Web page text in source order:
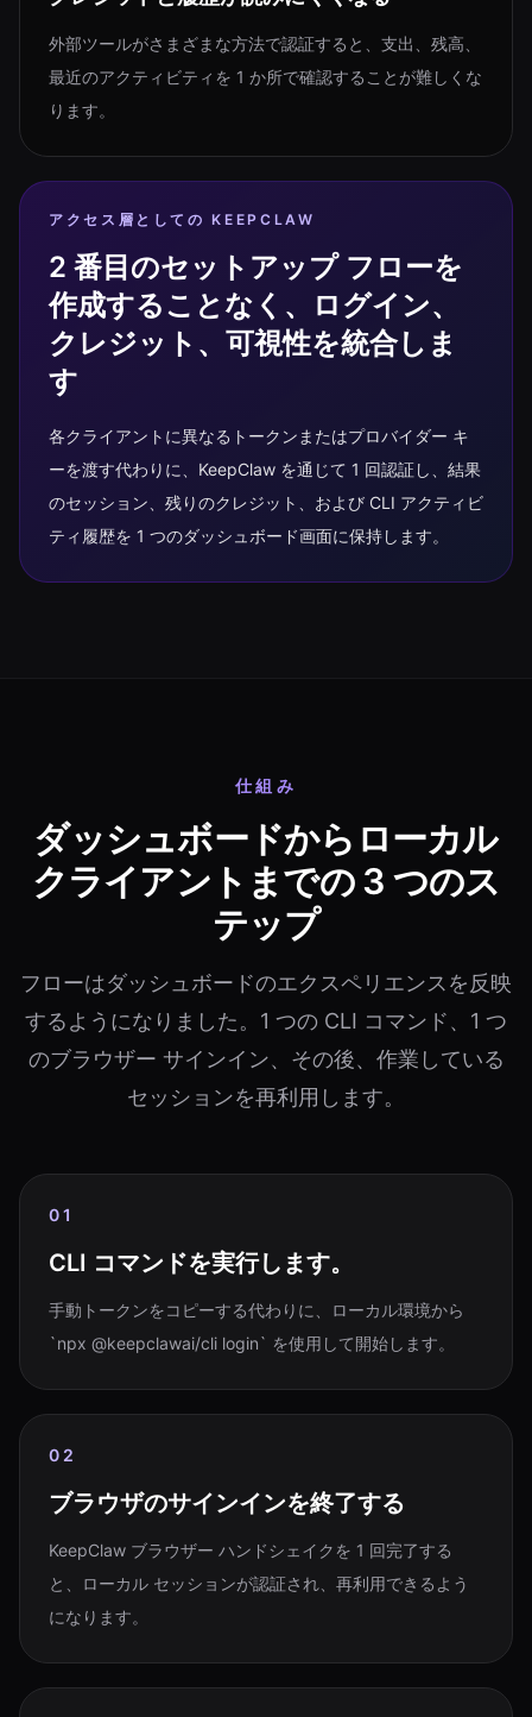
外部ツールがさまざまな方法で認証すると、支出、残高、
最近のアクティビティを 1 か所で確認することが難しくな
ります。
アクセス層としての KEEPCLAW
2 番目のセットアップ フローを
作成することなく、ログイン、
クレジット、可視性を統合しま
す
各クライアントに異なるトークンまたはプロバイダー キ
ーを渡す代わりに、KeepClaw を通じて 1 回認証し、結果
のセッション、残りのクレジット、および CLI アクティビ
ティ履歴を 1 つのダッシュボード画面に保持します。
仕組み
ダッシュボードからローカル
クライアントまでの 3 つのス
テップ
フローはダッシュボードのエクスペリエンスを反映
するようになりました。1 つの CLI コマンド、1 つ
のブラウザー サインイン、その後、作業している
セッションを再利用します。
01
CLI コマンドを実行します。
手動トークンをコピーする代わりに、ローカル環境から
`npx @keepclawai/cli login` を使用して開始します。
02
ブラウザのサインインを終了する
KeepClaw ブラウザー ハンドシェイクを 1 回完了する
と、ローカル セッションが認証され、再利用できるよう
になります。